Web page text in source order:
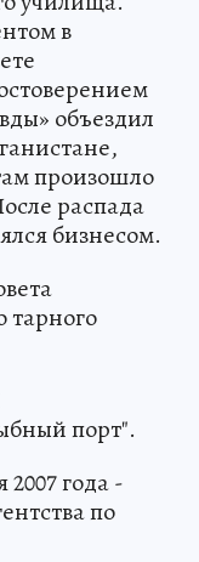
в
объездил
произошло
распада
бизнесом.
тарного
порт".
2007 года -
по